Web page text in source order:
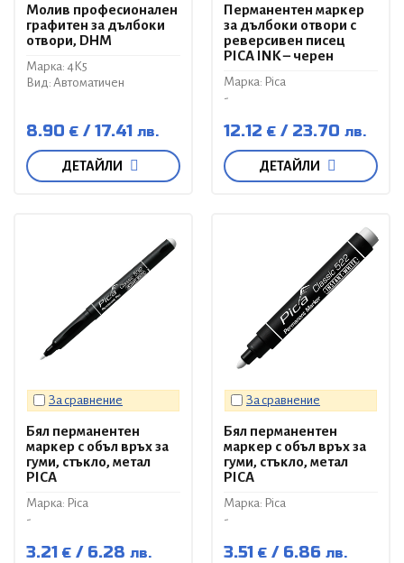
Молив професионален
графитен за дълбоки
отвори, DHM
Марка: 4K5
Вид: Автоматичен
8.90 € 17.41 лв.
ДЕТАЙЛИ
Перманентен маркер
за дълбоки отвори с
реверсивен писец
PICA INK – черен
Марка: Pica
-
12.12 € 23.70 лв.
ДЕТАЙЛИ
За сравнение
Бял перманентен
маркер с объл връх за
гуми, стъкло, метал
PICA
Марка: Pica
-
3.21 € 6.28 лв.
За сравнение
Бял перманентен
маркер с объл връх за
гуми, стъкло, метал
PICA
Марка: Pica
-
3.51 € 6.86 лв.